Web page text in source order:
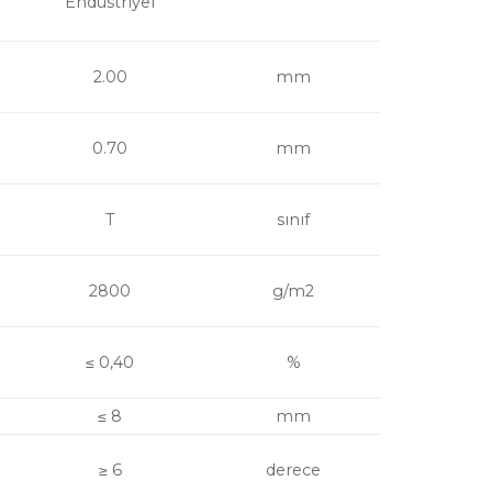
2.00 mm
0.70 mm
T sınıf
2800 g/m2
≤ 0,40 %
≤ 8 mm
≥ 6 derece